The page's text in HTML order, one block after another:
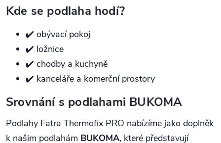
Kde se podlaha hodí?
✔️ obývací pokoj
✔️ ložnice
✔️ chodby a kuchyně
✔️ kanceláře a komerční prostory
Srovnání s podlahami BUKOMA
Podlahy Fatra Thermofix PRO nabízíme jako doplněk
k našim podlahám BUKOMA, které představují